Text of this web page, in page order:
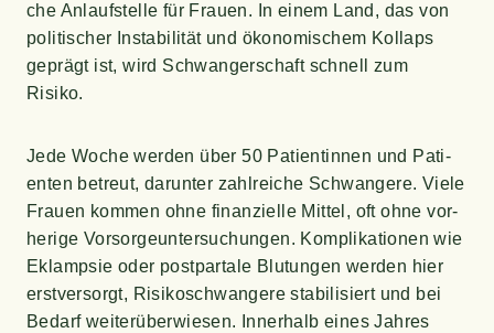
che Anlauf­stel­le für Frau­en. In einem Land, das von
poli­ti­scher Insta­bi­li­tät und öko­no­mi­schem Kol­laps
geprägt ist, wird Schwan­ger­schaft schnell zum
Risiko.
Jede Woche wer­den über 50 Pati­en­tin­nen und Pati­
en­ten betreut, dar­un­ter zahl­rei­che Schwan­ge­re. Vie­le
Frau­en kom­men ohne finan­zi­el­le Mit­tel, oft ohne vor­
he­ri­ge Vor­sor­ge­un­ter­su­chun­gen. Kom­pli­ka­tio­nen wie
Eklamp­sie oder postpar­ta­le Blu­tun­gen wer­den hier
erst­ver­sorgt, Risi­ko­schwan­ge­re sta­bi­li­siert und bei
Bedarf wei­ter­über­wie­sen. Inner­halb eines Jah­res